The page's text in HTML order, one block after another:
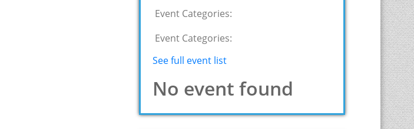
Event Categories:
Event Categories:
See full event list
No event found